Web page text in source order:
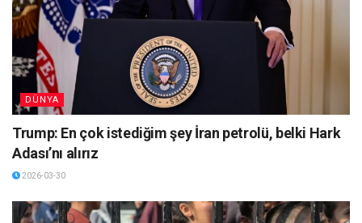
DÜNYA
Trump: En çok istediğim şey İran petrolü, belki Hark
Adası’nı alırız
2026-03-30